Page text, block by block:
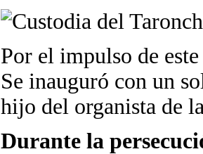
Por el impulso de
Se inauguró con un
hijo del organista de
Durante la